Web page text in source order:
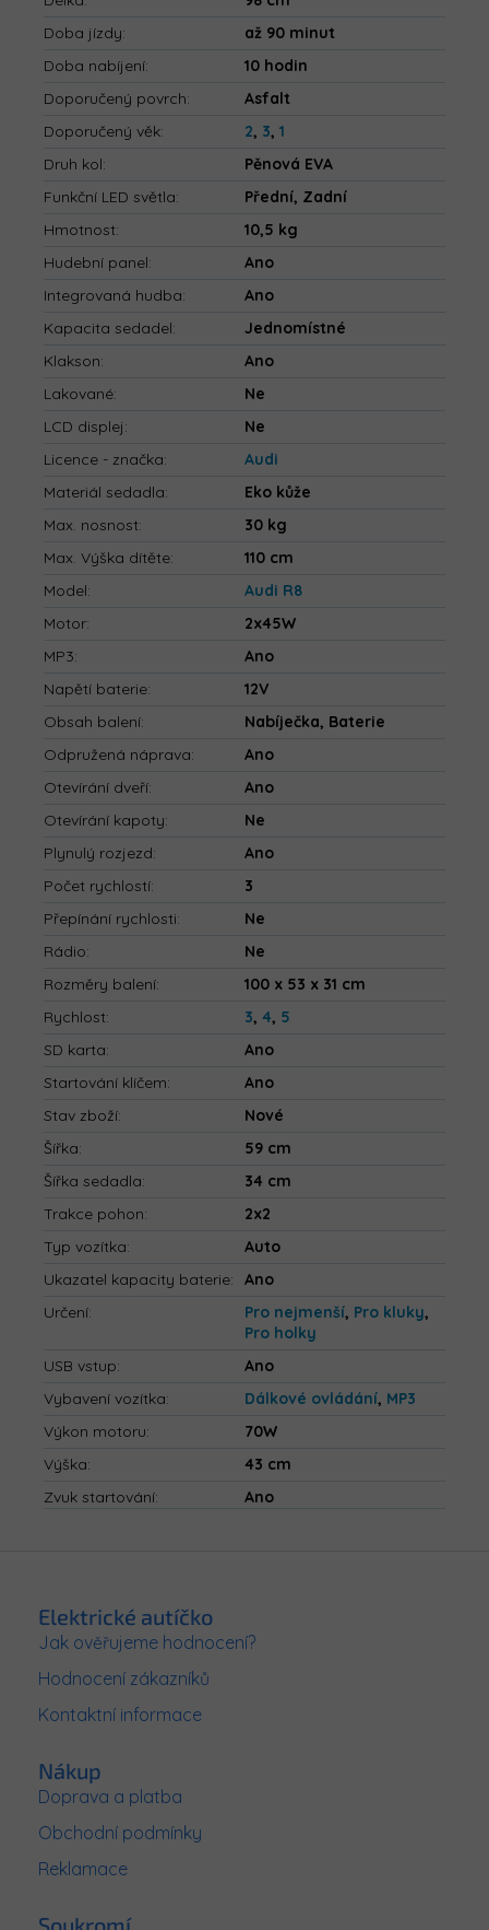
Doba jízdy:
až 90 minut
Doba nabíjení:
10 hodin
Doporučený povrch:
Asfalt
Doporučený věk: 2, 3, 1
Druh kol:
Pěnová EVA
Funkční LED světla:
Přední, Zadní
Hmotnost:
10,5 kg
Hudební panel:
Ano
Integrovaná hudba:
Ano
Kapacita sedadel:
Jednomístné
Klakson:
Ano
Lakované:
Ne
LCD displej:
Ne
Licence - značka:
Audi
Materiál sedadla:
Eko kůže
Max. nosnost:
30 kg
Max. Výška dítěte:
110 cm
Model:
Audi R8
Motor:
2x45W
MP3:
Ano
Napětí baterie:
12V
Obsah balení:
Nabíječka, Baterie
Odpružená náprava:
Ano
Otevírání dveří:
Ano
Otevírání kapoty:
Ne
Plynulý rozjezd:
Ano
Počet rychlostí:
3
Přepínání rychlosti:
Ne
Rádio:
Ne
Rozměry balení:
100 x 53 x 31 cm
Rychlost: 3, 4, 5
SD karta:
Ano
Startování klíčem:
Ano
Stav zboží:
Nové
Šířka:
59 cm
Šířka sedadla:
34 cm
Trakce pohon:
2x2
Typ vozítka:
Auto
Ukazatel kapacity baterie:
Ano
Určení: Pro nejmenší, Pro kluky,
Pro holky
USB vstup:
Ano
Vybavení vozítka: Dálkové ovládání, MP3
Výkon motoru:
70W
Výška:
43 cm
Zvuk startování: Ano
Elektrické autíčko
Jak ověřujeme hodnocení?
Hodnocení zákazníků
Kontaktní informace
Nákup
Doprava a platba
Obchodní podmínky
Reklamace
Soukromí